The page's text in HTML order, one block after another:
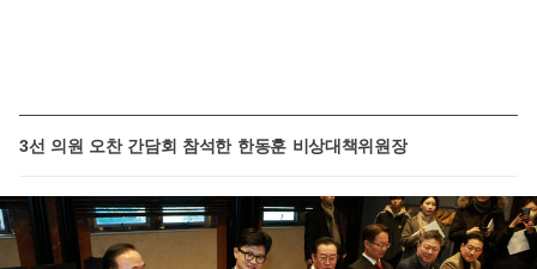
3선 의원 오찬 간담회 참석한 한동훈 비상대책위원장